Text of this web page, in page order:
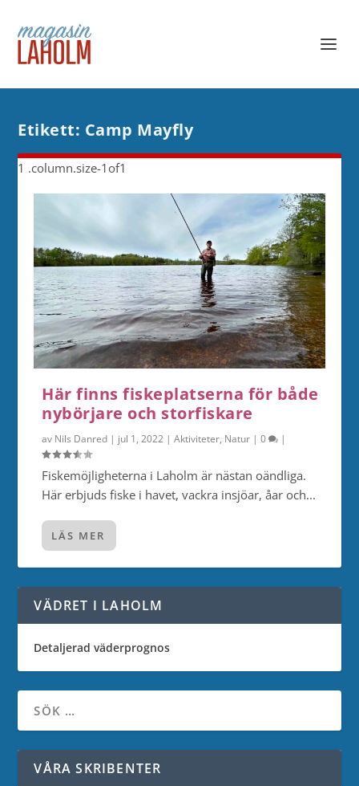
Etikett: Camp Mayfly
Här finns fiskeplatserna för både
nybörjare och storfiskare
av Nils Danred | jul 1, 2022 |Aktiviteter, Natur |0 |
Fiskemöjligheterna i Laholm är nästan oändliga.
Här erbjuds fiske i havet, vackra insjöar, åar och...
LÄS MER
VÄDRET I LAHOLM
Detaljerad väderprognos
VÅRA SKRIBENTER